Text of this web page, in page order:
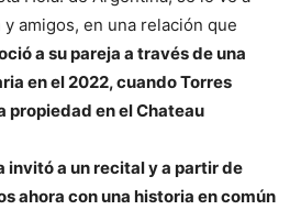
y amigos, en una relación que
a su pareja a través de una
en el 2022, cuando Torres
propiedad en el Chateau
invitó a un recital y a partir de
ahora con una historia en común